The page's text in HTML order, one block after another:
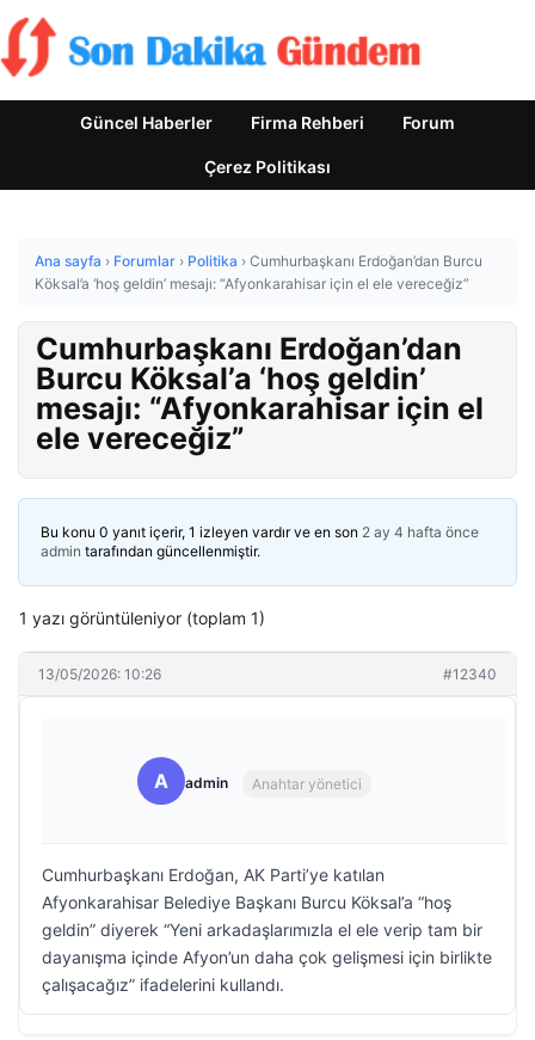
Güncel Haberler Firma Rehberi Forum
Çerez Politikası
Ana sayfa › Forumlar › Politika › Cumhurbaşkanı Erdoğan’dan Burcu
Köksal’a ‘hoş geldin’ mesajı: “Afyonkarahisar için el ele vereceğiz”
Cumhurbaşkanı Erdoğan’dan
Burcu Köksal’a ‘hoş geldin’
mesajı: “Afyonkarahisar için el
ele vereceğiz”
Bu konu 0 yanıt içerir, 1 izleyen vardır ve en son 2 ay 4 hafta önce
admin tarafından güncellenmiştir.
1 yazı görüntüleniyor (toplam 1)
13/05/2026: 10:26 #12340
A admin Anahtar yönetici
Cumhurbaşkanı Erdoğan, AK Parti’ye katılan
Afyonkarahisar Belediye Başkanı Burcu Köksal’a “hoş
geldin” diyerek “Yeni arkadaşlarımızla el ele verip tam bir
dayanışma içinde Afyon’un daha çok gelişmesi için birlikte
çalışacağız” ifadelerini kullandı.